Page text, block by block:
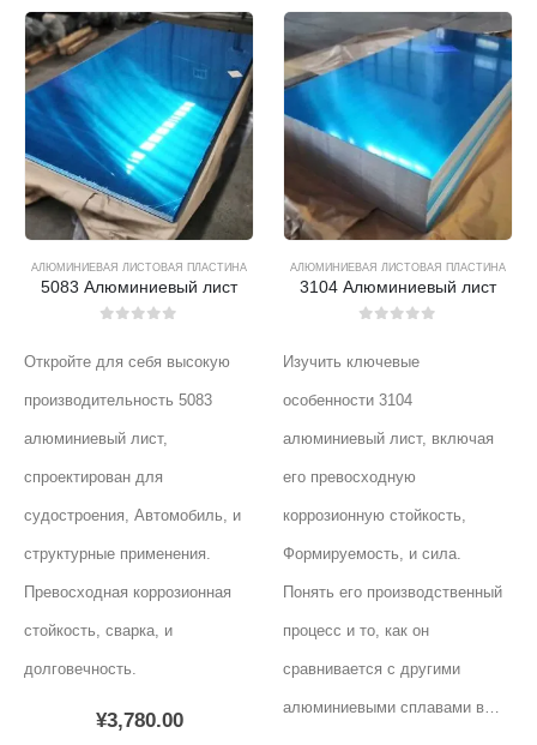
АЛЮМИНИЕВАЯ ЛИСТОВАЯ ПЛАСТИНА
5083 Алюминиевый лист
Откройте для себя высокую
производительность 5083
алюминиевый лист,
спроектирован для
судостроения, Автомобиль, и
структурные применения.
Превосходная коррозионная
стойкость, сварка, и
долговечность.
¥3,780.00
АЛЮМИНИЕВАЯ ЛИСТОВАЯ ПЛАСТИНА
3104 Алюминиевый лист
Изучить ключевые
особенности 3104
алюминиевый лист, включая
его превосходную
коррозионную стойкость,
Формируемость, и сила.
Понять его производственный
процесс и то, как он
сравнивается с другими
алюминиевыми сплавами в…